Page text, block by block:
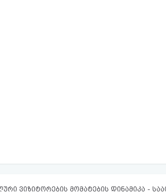
ვიზიტორების მომატების დინამიკა -